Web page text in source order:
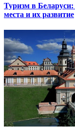
Туризм в
места и их развитие